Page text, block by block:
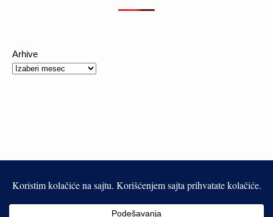
Arhive
This work is licensed under aCreative Commons Attribution-